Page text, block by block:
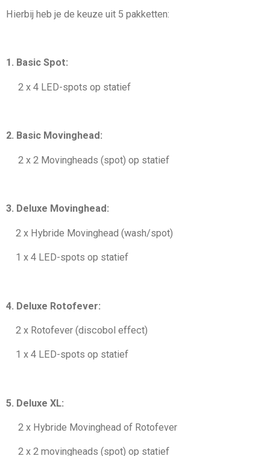
Hierbij heb je de keuze uit 5 pakketten:
1. Basic Spot:
2 x 4 LED-spots op statief
2. Basic Movinghead:
2 x 2 Movingheads (spot) op statief
3. Deluxe Movinghead:
2 x Hybride Movinghead (wash/spot)
1 x 4 LED-spots op statief
4. Deluxe Rotofever:
2 x Rotofever (discobol effect)
1 x 4 LED-spots op statief
5. Deluxe XL:
2 x Hybride Movinghead of Rotofever
2 x 2 movingheads (spot) op statief